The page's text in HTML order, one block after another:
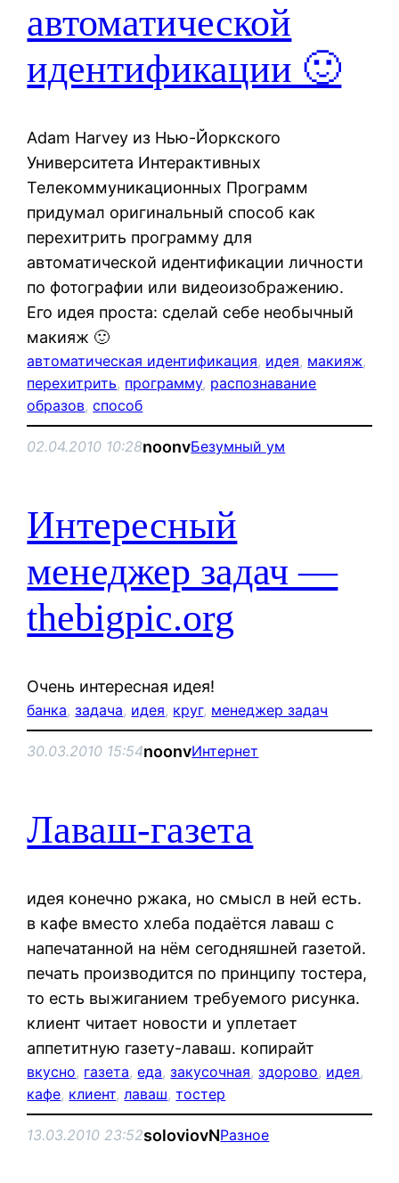
автоматической
идентификации 🙂
Adam Harvey из Нью-Йоркского
Университета Интерактивных
Телекоммуникационных Программ
придумал оригинальный способ как
перехитрить программу для
автоматической идентификации личности
по фотографии или видеоизображению.
Его идея проста: сделай себе необычный
макияж 🙂
автоматическая идентификация, идея, макияж
перехитрить, программу, распознавание
образов, способ
02.04.2010 10:28noonvБезумный ум
Интересный
менеджер задач —
thebigpic.org
Очень интересная идея!
банка, задача, идея, круг, менеджер задач
30.03.2010 15:54noonvИнтернет
Лаваш-газета
идея конечно ржака, но смысл в ней есть.
в кафе вместо хлеба подаётся лаваш с
напечатанной на нём сегодняшней газетой.
печать производится по принципу тостера,
то есть выжиганием требуемого рисунка.
клиент читает новости и уплетает
аппетитную газету-лаваш. копирайт
вкусно, газета, еда, закусочная, здорово, идея
кафе, клиент, лаваш, тостер
13.03.2010 23:52soloviovNРазное